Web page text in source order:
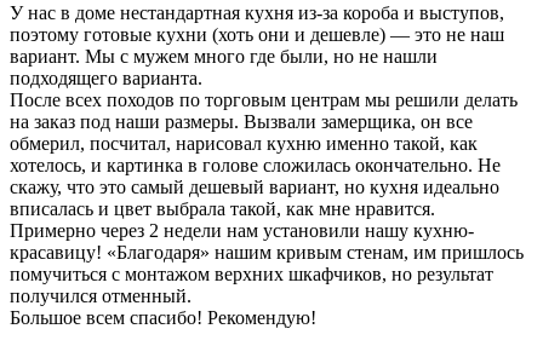
У нас в доме нестандартная кухня из-за короба и выступов,
поэтому готовые кухни (хоть они и дешевле) — это не наш
вариант. Мы с мужем много где были, но не нашли
подходящего варианта.
После всех походов по торговым центрам мы решили делать
на заказ под наши размеры. Вызвали замерщика, он все
обмерил, посчитал, нарисовал кухню именно такой, как
хотелось, и картинка в голове сложилась окончательно. Не
скажу, что это самый дешевый вариант, но кухня идеально
вписалась и цвет выбрала такой, как мне нравится.
Примерно через 2 недели нам установили нашу кухню-
красавицу! «Благодаря» нашим кривым стенам, им пришлось
помучиться с монтажом верхних шкафчиков, но результат
получился отменный.
Большое всем спасибо! Рекомендую!